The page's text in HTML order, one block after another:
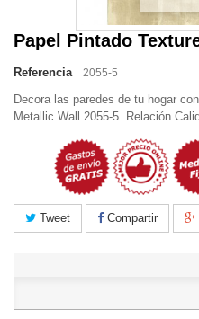
Papel Pintado
Referencia 2055-5
Decora las paredes de tu hogar
Metallic Wall 2055-5. Relación
Tweet Compartir